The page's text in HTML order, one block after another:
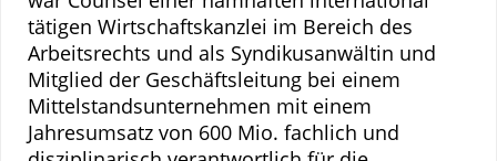
tätigen Wirtschaftskanzlei im Bereich des
Arbeitsrechts und als Syndikusanwältin und
Mitglied der Geschäftsleitung bei einem
Mittelstandsunternehmen mit einem
Jahresumsatz von 600 Mio. fachlich und